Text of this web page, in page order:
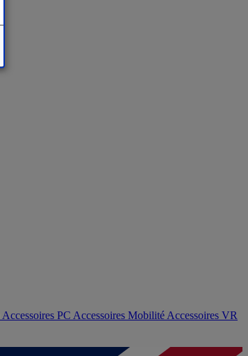
Accessoires PC Accessoires Mobilité Accessoires VR